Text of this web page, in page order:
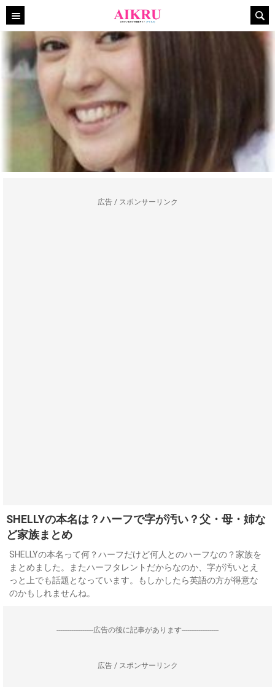
広告 / スポンサーリンク
SHELLYの本名は？ハーフで字が汚い？父・母・姉な
ど家族まとめ
SHELLYの本名って何？ハーフだけど何人とのハーフなの？家族を
まとめました。またハーフタレントだからなのか、字が汚いとえ
っと上でも話題となっています。もしかしたら英語の方が得意な
のかもしれませんね。
--------------------広告の後に記事があります--------------------
広告 / スポンサーリンク